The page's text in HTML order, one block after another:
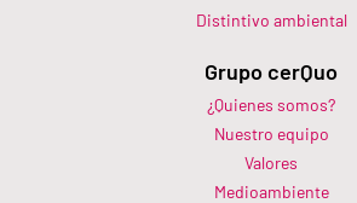
Distintivo ambiental
Grupo cerQuo
¿Quienes somos?
Nuestro equipo
Valores
Medioambiente